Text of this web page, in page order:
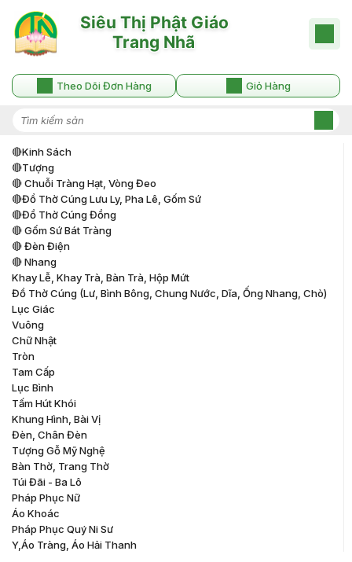
Theo Dõi Đơn Hàng Giỏ Hàng
🔴kinh Sách
🔴tượng
🔴 Chuỗi Tràng Hạt, Vòng Đeo
🔴đồ Thờ Cúng Lưu Ly, Pha Lê, Gốm Sứ
🔴đồ Thờ Cúng Đồng
🔴 Gốm Sứ Bát Tràng
🔴 Đèn Điện
🔴 Nhang
Khay Lễ, Khay Trà, Bàn Trà, Hộp Mứt
Đồ Thờ Cúng (lư, Bình Bông, Chung Nước, Dĩa, Ống Nhang, Chò)
Lục Giác
Vuông
Chữ Nhật
Tròn
Tam Cấp
Lục Bình
Tấm Hút Khói
Khung Hình, Bài Vị
Đèn, Chân Đèn
Tượng Gỗ Mỹ Nghệ
Bàn Thờ, Trang Thờ
Túi Đãi - Ba Lô
Pháp Phục Nữ
Áo Khoác
Pháp Phục Quý Ni Sư
Y,áo Tràng, Áo Hải Thanh